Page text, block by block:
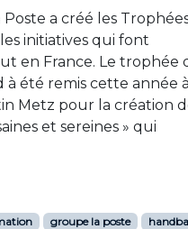
a créé les
initiatives qui font
en France. Le trophée
à été remis cette année
Metz pour la création
et sereines » qui
groupe la poste